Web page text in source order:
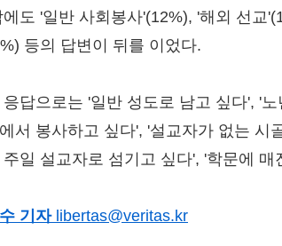
에도 '일반 사회봉사'(12%), '해외 선교
등의 답변이 뒤를 이었다.
응답으로는 '일반 성도로 남고 싶다', '
서 봉사하고 싶다', '설교자가 없는 시
일 설교자로 섬기고 싶다', '학문에 매
기자 libertas@veritas.kr